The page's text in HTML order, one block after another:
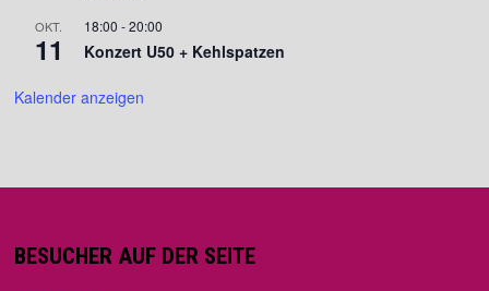
OKT.
11
18:00 -20:00
Konzert U50 + Kehlspatzen
Kalender anzeigen
BESUCHER AUF DER SEITE